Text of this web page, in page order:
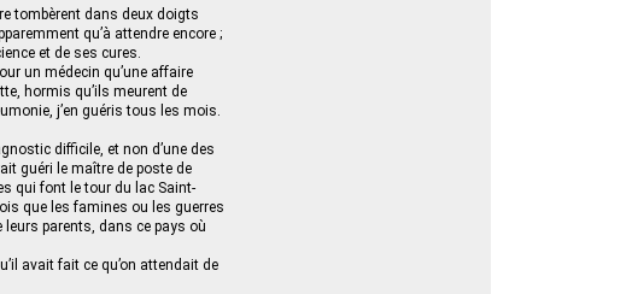
tombèrent dans deux doigts
qu’à attendre encore ;
et de ses cures.
un médecin qu’une affaire
hormis qu’ils meurent de
j’en guéris tous les mois.
difficile, et non d’une des
guéri le maître de poste de
qui font le tour du lac Saint-
que les famines ou les guerres
parents, dans ce pays où
avait fait ce qu’on attendait de